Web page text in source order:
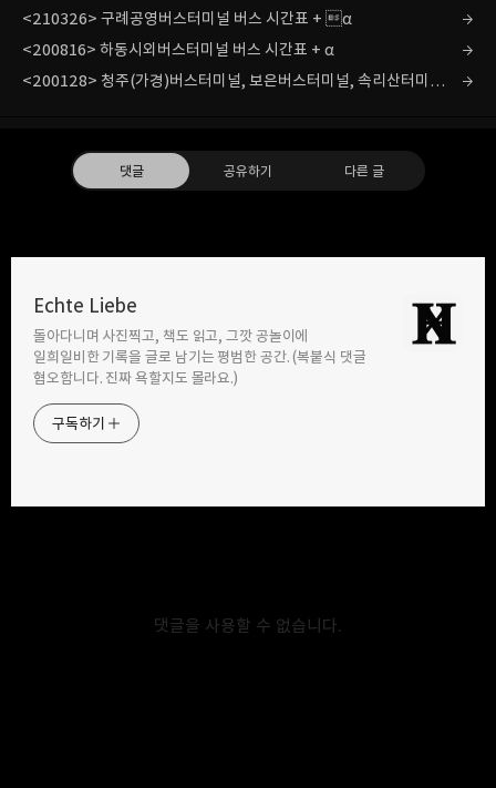
<210326> 구례공영버스터미널 버스 시간표 + α
<200816> 하동시외버스터미널 버스 시간표 + α
<200128> 청주(가경)버스터미널, 보은버스터미널, 속리산터미널 버스 시간표.
댓글 공유하기 다른 글
Echte Liebe
돌아다니며 사진찍고, 책도 읽고, 그깟 공놀이에
일희일비한 기록을 글로 남기는 평범한 공간. (복붙식 댓글
혐오합니다. 진짜 욕할지도 몰라요.)
구독하기
댓글을 사용할 수 없습니다.
구독하기 카카오톡 라인
되어있는지 궁금했었는데, 때마침 공주에서 멀지 않은 곳에 있어 서울로